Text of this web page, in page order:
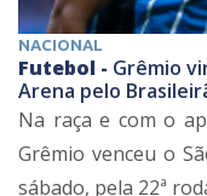
NACIONAL
Futebol - Grêmio
Arena pelo
Na raça e com o
Grêmio venceu o
sábado, pela 22ª